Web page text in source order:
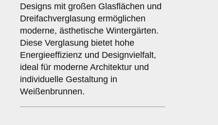
Designs mit großen Glasflächen und
Dreifachverglasung ermöglichen
moderne, ästhetische Wintergärten.
Diese Verglasung bietet hohe
Energieeffizienz und Designvielfalt,
ideal für moderne Architektur und
individuelle Gestaltung in
Weißenbrunnen.